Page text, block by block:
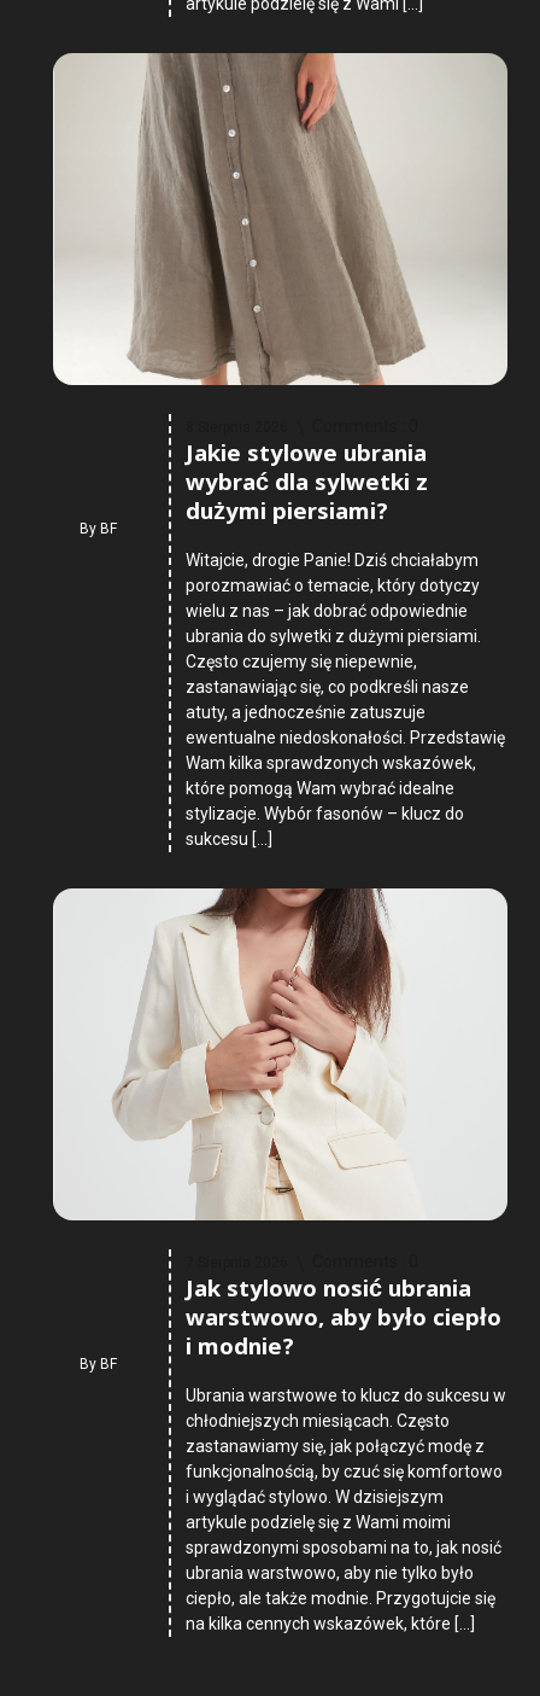
artykule podzielę się z Wami […]
ByBF
Jakie stylowe ubrania
wybrać dla sylwetki z
dużymi piersiami?
Witajcie, drogie Panie! Dziś chciałabym
porozmawiać o temacie, który dotyczy
wielu z nas – jak dobrać odpowiednie
ubrania do sylwetki z dużymi piersiami.
Często czujemy się niepewnie,
zastanawiając się, co podkreśli nasze
atuty, a jednocześnie zatuszuje
ewentualne niedoskonałości. Przedstawię
Wam kilka sprawdzonych wskazówek,
które pomogą Wam wybrać idealne
stylizacje. Wybór fasonów – klucz do
sukcesu […]
ByBF
Jak stylowo nosić ubrania
warstwowo, aby było ciepło
i modnie?
Ubrania warstwowe to klucz do sukcesu w
chłodniejszych miesiącach. Często
zastanawiamy się, jak połączyć modę z
funkcjonalnością, by czuć się komfortowo
i wyglądać stylowo. W dzisiejszym
artykule podzielę się z Wami moimi
sprawdzonymi sposobami na to, jak nosić
ubrania warstwowo, aby nie tylko było
ciepło, ale także modnie. Przygotujcie się
na kilka cennych wskazówek, które […]